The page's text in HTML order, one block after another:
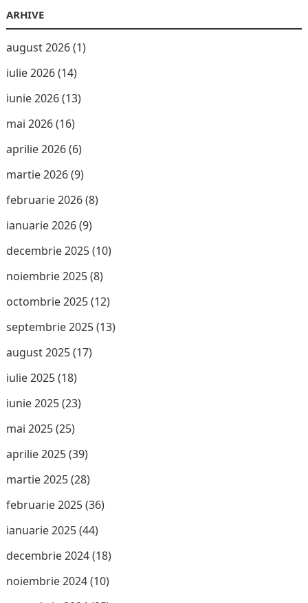
ARHIVE
august 2026(1)
iulie 2026(14)
iunie 2026(13)
mai 2026(16)
aprilie 2026(6)
martie 2026(9)
februarie 2026(8)
ianuarie 2026(9)
decembrie 2025(10)
noiembrie 2025(8)
octombrie 2025(12)
septembrie 2025(13)
august 2025(17)
iulie 2025(18)
iunie 2025(23)
mai 2025(25)
aprilie 2025(39)
martie 2025(28)
februarie 2025(36)
ianuarie 2025(44)
decembrie 2024(18)
noiembrie 2024(10)